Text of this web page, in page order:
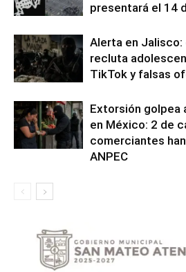
presentará el 14
Alerta en Jalisco:
recluta
TikTok y falsas
Extorsión golpea
en México: 2 de
comerciantes
ANPEC